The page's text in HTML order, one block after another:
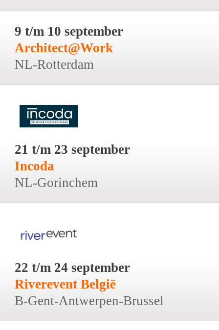
9 t/m 10 september
Architect@Work
NL-Rotterdam
21 t/m 23 september
Incoda
NL-Gorinchem
22 t/m 24 september
Riverevent België
B-Gent-Antwerpen-Brussel